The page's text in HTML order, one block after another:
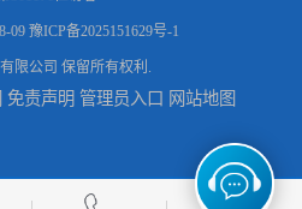
电锅炉采暖炉厂家
09 豫ICP备2025151629号-1
限公司 保留所有权利.
免责声明 管理员入口 网站地图